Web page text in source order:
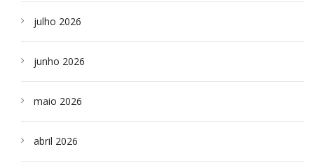
julho 2026
junho 2026
maio 2026
abril 2026